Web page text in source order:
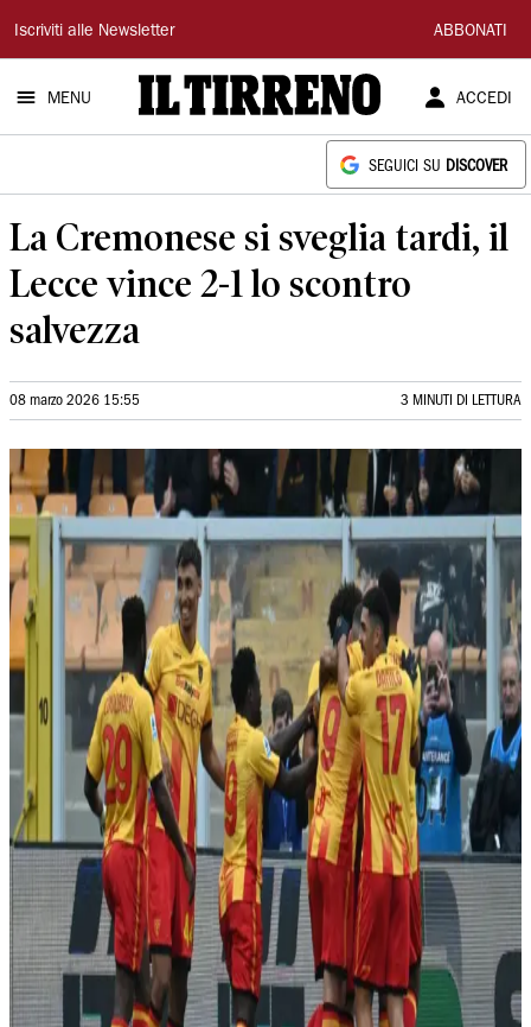
Il
Tirreno
Iscriviti alle Newsletter ABBONATI
MENU ACCEDI
SEGUICI SU DISCOVER
La Cremonese si sveglia tardi, il
Lecce vince 2-1 lo scontro
salvezza
08 marzo 2026 15:55 3 MINUTI DI LETTURA